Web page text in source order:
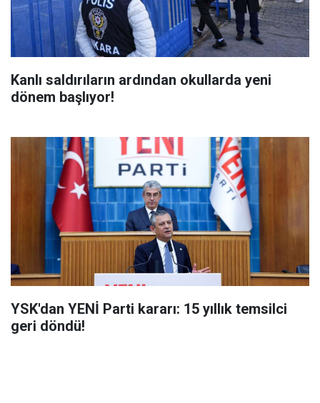
Kanlı saldırıların ardından okullarda yeni
dönem başlıyor!
YSK'dan YENİ Parti kararı: 15 yıllık temsilci
geri döndü!